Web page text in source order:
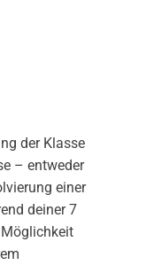
der Klasse
– entweder
einer
deiner 7